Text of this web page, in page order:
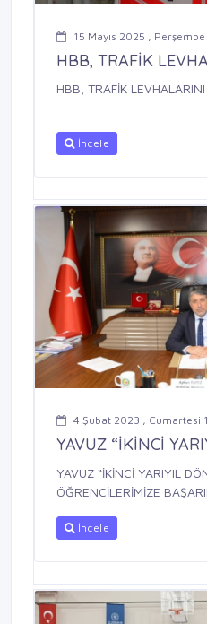
15 Mayıs 2025 ,
HBB, TRAFİK
HBB, TRAFİK
İncele
4 Şubat 2023 , Cumartesi
YAVUZ “İKİNCİ
YAVUZ “İKİNCİ YARIYIL
ÖĞRENCİLERİMİZE
İncele